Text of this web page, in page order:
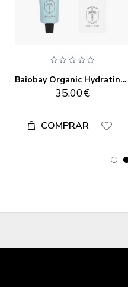
Baiobay Organic Hydrating Gel-Cream 60ML
35.00€
COMPRAR